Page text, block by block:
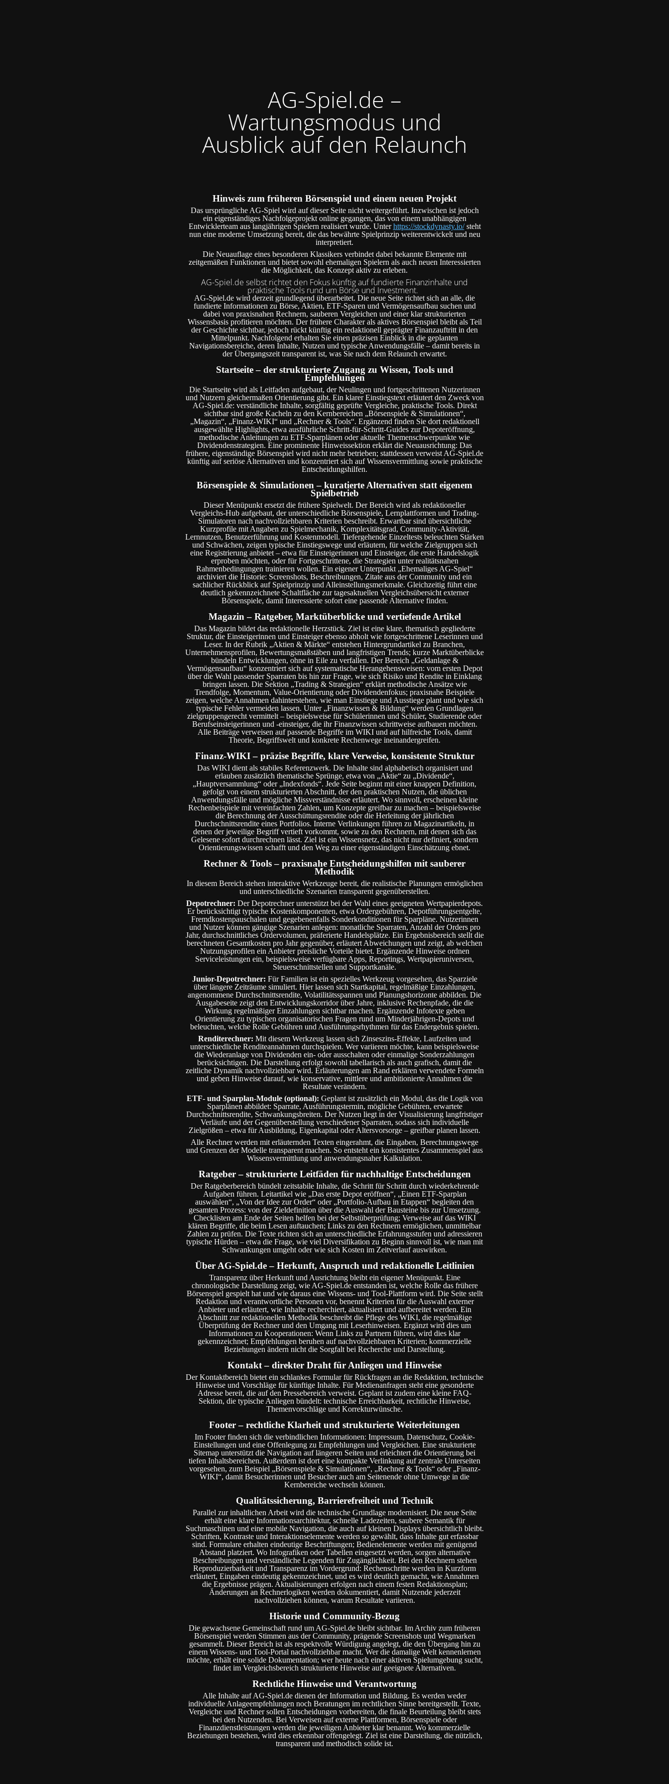
AG-Spiel.de –
Wartungsmodus und
Ausblick auf den Relaunch
Hinweis zum früheren Börsenspiel und einem neuen Projekt
Das ursprüngliche AG-Spiel wird auf dieser Seite nicht weitergeführt. Inzwischen ist jedoch
ein eigenständiges Nachfolgeprojekt online gegangen, das von einem unabhängigen
Entwicklerteam aus langjährigen Spielern realisiert wurde. Unterhttps://stockdynasty.io/steht
nun eine moderne Umsetzung bereit, die das bewährte Spielprinzip weiterentwickelt und neu
interpretiert.
Die Neuauflage eines besonderen Klassikers verbindet dabei bekannte Elemente mit
zeitgemäßen Funktionen und bietet sowohl ehemaligen Spielern als auch neuen Interessierten
die Möglichkeit, das Konzept aktiv zu erleben.
AG-Spiel.de selbst richtet den Fokus künftig auf fundierte Finanzinhalte und
praktische Tools rund um Börse und Investment.
AG-Spiel.de wird derzeit grundlegend überarbeitet. Die neue Seite richtet sich an alle, die
fundierte Informationen zu Börse, Aktien, ETF-Sparen und Vermögensaufbau suchen und
dabei von praxisnahen Rechnern, sauberen Vergleichen und einer klar strukturierten
Wissensbasis profitieren möchten. Der frühere Charakter als aktives Börsenspiel bleibt als Teil
der Geschichte sichtbar, jedoch rückt künftig ein redaktionell geprägter Finanzauftritt in den
Mittelpunkt. Nachfolgend erhalten Sie einen präzisen Einblick in die geplanten
Navigationsbereiche, deren Inhalte, Nutzen und typische Anwendungsfälle – damit bereits in
der Übergangszeit transparent ist, was Sie nach dem Relaunch erwartet.
Startseite – der strukturierte Zugang zu Wissen, Tools und
Empfehlungen
Die Startseite wird als Leitfaden aufgebaut, der Neulingen und fortgeschrittenen Nutzerinnen
und Nutzern gleichermaßen Orientierung gibt. Ein klarer Einstiegstext erläutert den Zweck von
AG-Spiel.de: verständliche Inhalte, sorgfältig geprüfte Vergleiche, praktische Tools. Direkt
sichtbar sind große Kacheln zu den Kernbereichen „Börsenspiele & Simulationen“,
„Magazin“, „Finanz-WIKI“ und „Rechner & Tools“. Ergänzend finden Sie dort redaktionell
ausgewählte Highlights, etwa ausführliche Schritt-für-Schritt-Guides zur Depoteröffnung,
methodische Anleitungen zu ETF-Sparplänen oder aktuelle Themenschwerpunkte wie
Dividendenstrategien. Eine prominente Hinweissektion erklärt die Neuausrichtung: Das
frühere, eigenständige Börsenspiel wird nicht mehr betrieben; stattdessen verweist AG-Spiel.de
künftig auf seriöse Alternativen und konzentriert sich auf Wissensvermittlung sowie praktische
Entscheidungshilfen.
Börsenspiele & Simulationen – kuratierte Alternativen statt eigenem
Spielbetrieb
Dieser Menüpunkt ersetzt die frühere Spielwelt. Der Bereich wird als redaktioneller
Vergleichs-Hub aufgebaut, der unterschiedliche Börsenspiele, Lernplattformen und Trading-
Simulatoren nach nachvollziehbaren Kriterien beschreibt. Erwartbar sind übersichtliche
Kurzprofile mit Angaben zu Spielmechanik, Komplexitätsgrad, Community-Aktivität,
Lernnutzen, Benutzerführung und Kostenmodell. Tiefergehende Einzeltests beleuchten Stärken
und Schwächen, zeigen typische Einstiegswege und erläutern, für welche Zielgruppen sich
eine Registrierung anbietet – etwa für Einsteigerinnen und Einsteiger, die erste Handelslogik
erproben möchten, oder für Fortgeschrittene, die Strategien unter realitätsnahen
Rahmenbedingungen trainieren wollen. Ein eigener Unterpunkt „Ehemaliges AG-Spiel“
archiviert die Historie: Screenshots, Beschreibungen, Zitate aus der Community und ein
sachlicher Rückblick auf Spielprinzip und Alleinstellungsmerkmale. Gleichzeitig führt eine
deutlich gekennzeichnete Schaltfläche zur tagesaktuellen Vergleichsübersicht externer
Börsenspiele, damit Interessierte sofort eine passende Alternative finden.
Magazin – Ratgeber, Marktüberblicke und vertiefende Artikel
Das Magazin bildet das redaktionelle Herzstück. Ziel ist eine klare, thematisch gegliederte
Struktur, die Einsteigerinnen und Einsteiger ebenso abholt wie fortgeschrittene Leserinnen und
Leser. In der Rubrik „Aktien & Märkte“ entstehen Hintergrundartikel zu Branchen,
Unternehmensprofilen, Bewertungsmaßstäben und langfristigen Trends; kurze Marktüberblicke
bündeln Entwicklungen, ohne in Eile zu verfallen. Der Bereich „Geldanlage &
Vermögensaufbau“ konzentriert sich auf systematische Herangehensweisen: vom ersten Depot
über die Wahl passender Sparraten bis hin zur Frage, wie sich Risiko und Rendite in Einklang
bringen lassen. Die Sektion „Trading & Strategien“ erklärt methodische Ansätze wie
Trendfolge, Momentum, Value-Orientierung oder Dividendenfokus; praxisnahe Beispiele
zeigen, welche Annahmen dahinterstehen, wie man Einstiege und Ausstiege plant und wie sich
typische Fehler vermeiden lassen. Unter „Finanzwissen & Bildung“ werden Grundlagen
zielgruppengerecht vermittelt – beispielsweise für Schülerinnen und Schüler, Studierende oder
Berufseinsteigerinnen und -einsteiger, die ihr Finanzwissen schrittweise aufbauen möchten.
Alle Beiträge verweisen auf passende Begriffe im WIKI und auf hilfreiche Tools, damit
Theorie, Begriffswelt und konkrete Rechenwege ineinandergreifen.
Finanz-WIKI – präzise Begriffe, klare Verweise, konsistente Struktur
Das WIKI dient als stabiles Referenzwerk. Die Inhalte sind alphabetisch organisiert und
erlauben zusätzlich thematische Sprünge, etwa von „Aktie“ zu „Dividende“,
„Hauptversammlung“ oder „Indexfonds“. Jede Seite beginnt mit einer knappen Definition,
gefolgt von einem strukturierten Abschnitt, der den praktischen Nutzen, die üblichen
Anwendungsfälle und mögliche Missverständnisse erläutert. Wo sinnvoll, erscheinen kleine
Rechenbeispiele mit vereinfachten Zahlen, um Konzepte greifbar zu machen – beispielsweise
die Berechnung der Ausschüttungsrendite oder die Herleitung der jährlichen
Durchschnittsrendite eines Portfolios. Interne Verlinkungen führen zu Magazinartikeln, in
denen der jeweilige Begriff vertieft vorkommt, sowie zu den Rechnern, mit denen sich das
Gelesene sofort durchrechnen lässt. Ziel ist ein Wissensnetz, das nicht nur definiert, sondern
Orientierungswissen schafft und den Weg zu einer eigenständigen Einschätzung ebnet.
Rechner & Tools – praxisnahe Entscheidungshilfen mit sauberer
Methodik
In diesem Bereich stehen interaktive Werkzeuge bereit, die realistische Planungen ermöglichen
und unterschiedliche Szenarien transparent gegenüberstellen.
Depotrechner: Der Depotrechner unterstützt bei der Wahl eines geeigneten Wertpapierdepots.
Er berücksichtigt typische Kostenkomponenten, etwa Ordergebühren, Depotführungsentgelte,
Fremdkostenpauschalen und gegebenenfalls Sonderkonditionen für Sparpläne. Nutzerinnen
und Nutzer können gängige Szenarien anlegen: monatliche Sparraten, Anzahl der Orders pro
Jahr, durchschnittliches Ordervolumen, präferierte Handelsplätze. Ein Ergebnisbereich stellt die
berechneten Gesamtkosten pro Jahr gegenüber, erläutert Abweichungen und zeigt, ab welchen
Nutzungsprofilen ein Anbieter preisliche Vorteile bietet. Ergänzende Hinweise ordnen
Serviceleistungen ein, beispielsweise verfügbare Apps, Reportings, Wertpapieruniversen,
Steuerschnittstellen und Supportkanäle.
Junior-Depotrechner: Für Familien ist ein spezielles Werkzeug vorgesehen, das Sparziele
über längere Zeiträume simuliert. Hier lassen sich Startkapital, regelmäßige Einzahlungen,
angenommene Durchschnittsrendite, Volatilitätsspannen und Planungshorizonte abbilden. Die
Ausgabeseite zeigt den Entwicklungskorridor über Jahre, inklusive Rechenpfade, die die
Wirkung regelmäßiger Einzahlungen sichtbar machen. Ergänzende Infotexte geben
Orientierung zu typischen organisatorischen Fragen rund um Minderjährigen-Depots und
beleuchten, welche Rolle Gebühren und Ausführungsrhythmen für das Endergebnis spielen.
Renditerechner: Mit diesem Werkzeug lassen sich Zinseszins-Effekte, Laufzeiten und
unterschiedliche Renditeannahmen durchspielen. Wer variieren möchte, kann beispielsweise
die Wiederanlage von Dividenden ein- oder ausschalten oder einmalige Sonderzahlungen
berücksichtigen. Die Darstellung erfolgt sowohl tabellarisch als auch grafisch, damit die
zeitliche Dynamik nachvollziehbar wird. Erläuterungen am Rand erklären verwendete Formeln
und geben Hinweise darauf, wie konservative, mittlere und ambitionierte Annahmen die
Resultate verändern.
ETF- und Sparplan-Module (optional): Geplant ist zusätzlich ein Modul, das die Logik von
Sparplänen abbildet: Sparrate, Ausführungstermin, mögliche Gebühren, erwartete
Durchschnittsrendite, Schwankungsbreiten. Der Nutzen liegt in der Visualisierung langfristiger
Verläufe und der Gegenüberstellung verschiedener Sparraten, sodass sich individuelle
Zielgrößen – etwa für Ausbildung, Eigenkapital oder Altersvorsorge – greifbar planen lassen.
Alle Rechner werden mit erläuternden Texten eingerahmt, die Eingaben, Berechnungswege
und Grenzen der Modelle transparent machen. So entsteht ein konsistentes Zusammenspiel aus
Wissensvermittlung und anwendungsnaher Kalkulation.
Ratgeber – strukturierte Leitfäden für nachhaltige Entscheidungen
Der Ratgeberbereich bündelt zeitstabile Inhalte, die Schritt für Schritt durch wiederkehrende
Aufgaben führen. Leitartikel wie „Das erste Depot eröffnen“, „Einen ETF-Sparplan
auswählen“, „Von der Idee zur Order“ oder „Portfolio-Aufbau in Etappen“ begleiten den
gesamten Prozess: von der Zieldefinition über die Auswahl der Bausteine bis zur Umsetzung.
Checklisten am Ende der Seiten helfen bei der Selbstüberprüfung; Verweise auf das WIKI
klären Begriffe, die beim Lesen auftauchen; Links zu den Rechnern ermöglichen, unmittelbar
Zahlen zu prüfen. Die Texte richten sich an unterschiedliche Erfahrungsstufen und adressieren
typische Hürden – etwa die Frage, wie viel Diversifikation zu Beginn sinnvoll ist, wie man mit
Schwankungen umgeht oder wie sich Kosten im Zeitverlauf auswirken.
Über AG-Spiel.de – Herkunft, Anspruch und redaktionelle Leitlinien
Transparenz über Herkunft und Ausrichtung bleibt ein eigener Menüpunkt. Eine
chronologische Darstellung zeigt, wie AG-Spiel.de entstanden ist, welche Rolle das frühere
Börsenspiel gespielt hat und wie daraus eine Wissens- und Tool-Plattform wird. Die Seite stellt
Redaktion und verantwortliche Personen vor, benennt Kriterien für die Auswahl externer
Anbieter und erläutert, wie Inhalte recherchiert, aktualisiert und aufbereitet werden. Ein
Abschnitt zur redaktionellen Methodik beschreibt die Pflege des WIKI, die regelmäßige
Überprüfung der Rechner und den Umgang mit Leserhinweisen. Ergänzt wird dies um
Informationen zu Kooperationen: Wenn Links zu Partnern führen, wird dies klar
gekennzeichnet; Empfehlungen beruhen auf nachvollziehbaren Kriterien; kommerzielle
Beziehungen ändern nicht die Sorgfalt bei Recherche und Darstellung.
Kontakt – direkter Draht für Anliegen und Hinweise
Der Kontaktbereich bietet ein schlankes Formular für Rückfragen an die Redaktion, technische
Hinweise und Vorschläge für künftige Inhalte. Für Medienanfragen steht eine gesonderte
Adresse bereit, die auf den Pressebereich verweist. Geplant ist zudem eine kleine FAQ-
Sektion, die typische Anliegen bündelt: technische Erreichbarkeit, rechtliche Hinweise,
Themenvorschläge und Korrekturwünsche.
Footer – rechtliche Klarheit und strukturierte Weiterleitungen
Im Footer finden sich die verbindlichen Informationen: Impressum, Datenschutz, Cookie-
Einstellungen und eine Offenlegung zu Empfehlungen und Vergleichen. Eine strukturierte
Sitemap unterstützt die Navigation auf längeren Seiten und erleichtert die Orientierung bei
tiefen Inhaltsbereichen. Außerdem ist dort eine kompakte Verlinkung auf zentrale Unterseiten
vorgesehen, zum Beispiel „Börsenspiele & Simulationen“, „Rechner & Tools“ oder „Finanz-
WIKI“, damit Besucherinnen und Besucher auch am Seitenende ohne Umwege in die
Kernbereiche wechseln können.
Qualitätssicherung, Barrierefreiheit und Technik
Parallel zur inhaltlichen Arbeit wird die technische Grundlage modernisiert. Die neue Seite
erhält eine klare Informationsarchitektur, schnelle Ladezeiten, saubere Semantik für
Suchmaschinen und eine mobile Navigation, die auch auf kleinen Displays übersichtlich bleibt.
Schriften, Kontraste und Interaktionselemente werden so gewählt, dass Inhalte gut erfassbar
sind. Formulare erhalten eindeutige Beschriftungen; Bedienelemente werden mit genügend
Abstand platziert. Wo Infografiken oder Tabellen eingesetzt werden, sorgen alternative
Beschreibungen und verständliche Legenden für Zugänglichkeit. Bei den Rechnern stehen
Reproduzierbarkeit und Transparenz im Vordergrund: Rechenschritte werden in Kurzform
erläutert, Eingaben eindeutig gekennzeichnet, und es wird deutlich gemacht, wie Annahmen
die Ergebnisse prägen. Aktualisierungen erfolgen nach einem festen Redaktionsplan;
Änderungen an Rechnerlogiken werden dokumentiert, damit Nutzende jederzeit
nachvollziehen können, warum Resultate variieren.
Historie und Community-Bezug
Die gewachsene Gemeinschaft rund um AG-Spiel.de bleibt sichtbar. Im Archiv zum früheren
Börsenspiel werden Stimmen aus der Community, prägende Screenshots und Wegmarken
gesammelt. Dieser Bereich ist als respektvolle Würdigung angelegt, die den Übergang hin zu
einem Wissens- und Tool-Portal nachvollziehbar macht. Wer die damalige Welt kennenlernen
möchte, erhält eine solide Dokumentation; wer heute nach einer aktiven Spielumgebung sucht,
findet im Vergleichsbereich strukturierte Hinweise auf geeignete Alternativen.
Rechtliche Hinweise und Verantwortung
Alle Inhalte auf AG-Spiel.de dienen der Information und Bildung. Es werden weder
individuelle Anlageempfehlungen noch Beratungen im rechtlichen Sinne bereitgestellt. Texte,
Vergleiche und Rechner sollen Entscheidungen vorbereiten, die finale Beurteilung bleibt stets
bei den Nutzenden. Bei Verweisen auf externe Plattformen, Börsenspiele oder
Finanzdienstleistungen werden die jeweiligen Anbieter klar benannt. Wo kommerzielle
Beziehungen bestehen, wird dies erkennbar offengelegt. Ziel ist eine Darstellung, die nützlich,
transparent und methodisch solide ist.